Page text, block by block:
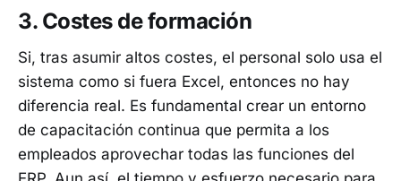
3. Costes de formación
Si, tras asumir altos costes, el personal solo usa el
sistema como si fuera Excel, entonces no hay
diferencia real. Es fundamental crear un entorno
de capacitación continua que permita a los
empleados aprovechar todas las funciones del